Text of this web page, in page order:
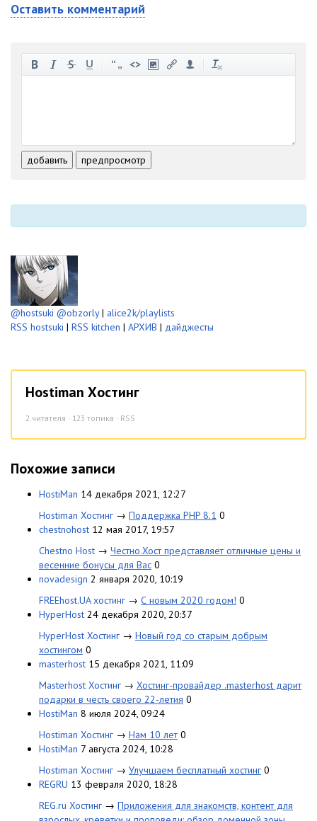
Оставить комментарий
-
-
-
добавить предпросмотр
@hostsuki @obzorly| alice2k/playlists
RSS hostsuki | RSS kitchen | АРХИВ | дайджесты
Hostiman Хостинг
2 читателя · 123 топика · RSS
Похожие записи
HostiMan 14 декабря 2021, 12:27
Hostiman Хостинг → Поддержка PHP 8.1 0
chestnohost 12 мая 2017, 19:57
Chestno Host → Честно.Хост представляет отличные цены и
весенние бонусы для Вас 0
novadesign 2 января 2020, 10:19
FREEhost.UA хостинг → С новым 2020 годом! 0
HyperHost 24 декабря 2020, 20:37
HyperHost Хостинг → Новый год со старым добрым
хостингом 0
masterhost 15 декабря 2021, 11:09
Masterhost Хостинг → Хостинг-провайдер .masterhost дарит
подарки в честь своего 22-летия 0
HostiMan 8 июля 2024, 09:24
Hostiman Хостинг → Нам 10 лет 0
HostiMan 7 августа 2024, 10:28
Hostiman Хостинг → Улучшаем бесплатный хостинг 0
REGRU 13 февраля 2020, 18:28
REG.ru Хостинг → Приложения для знакомств, контент для